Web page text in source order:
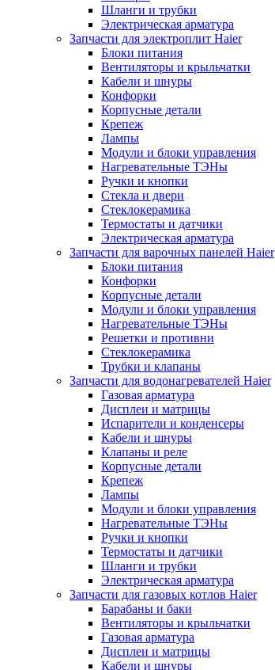
Шланги и трубки
Электрическая арматура
Запчасти для электроплит Haier
Блоки питания
Вентиляторы и крыльчатки
Кабели и шнуры
Конфорки
Корпусные детали
Крепеж
Лампы
Модули и блоки управления
Нагревательные ТЭНы
Ручки и кнопки
Стекла и двери
Стеклокерамика
Термостаты и датчики
Электрическая арматура
Запчасти для варочных панелей Haier
Блоки питания
Конфорки
Корпусные детали
Модули и блоки управления
Нагревательные ТЭНы
Решетки и противни
Стеклокерамика
Трубки и клапаны
Запчасти для водонагревателей Haier
Газовая арматура
Дисплеи и матрицы
Испарители и конденсеры
Кабели и шнуры
Клапаны и реле
Корпусные детали
Крепеж
Лампы
Модули и блоки управления
Нагревательные ТЭНы
Ручки и кнопки
Термостаты и датчики
Шланги и трубки
Электрическая арматура
Запчасти для газовых котлов Haier
Барабаны и баки
Вентиляторы и крыльчатки
Газовая арматура
Дисплеи и матрицы
Кабели и шнуры